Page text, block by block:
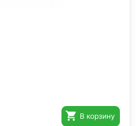
 В корзину